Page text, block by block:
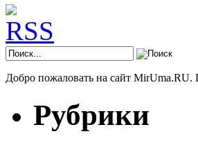
Добро пожаловать на сайт MirUma.RU.
Рубрики